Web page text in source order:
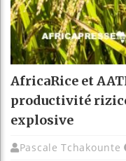
AfricaRice et
productivité
explosive
Pascale Tchakounte